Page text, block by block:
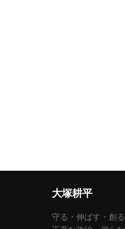
大塚耕平
守る・伸ばす・創る